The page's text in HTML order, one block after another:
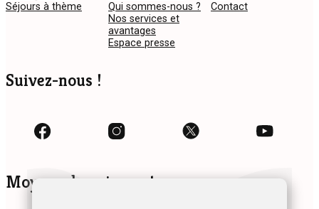
Séjours à thème
Qui sommes-nous ?
Nos services et
avantages
Espace presse
Contact
Suivez-nous !
Moyens de paiement